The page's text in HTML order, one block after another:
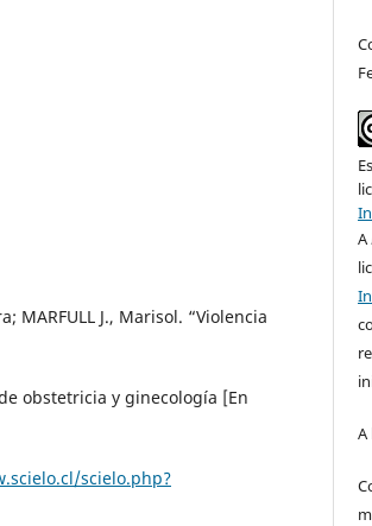
MARFULL J., Marisol. “Violencia
obstetricia y ginecología [En
scielo.php?
A
A